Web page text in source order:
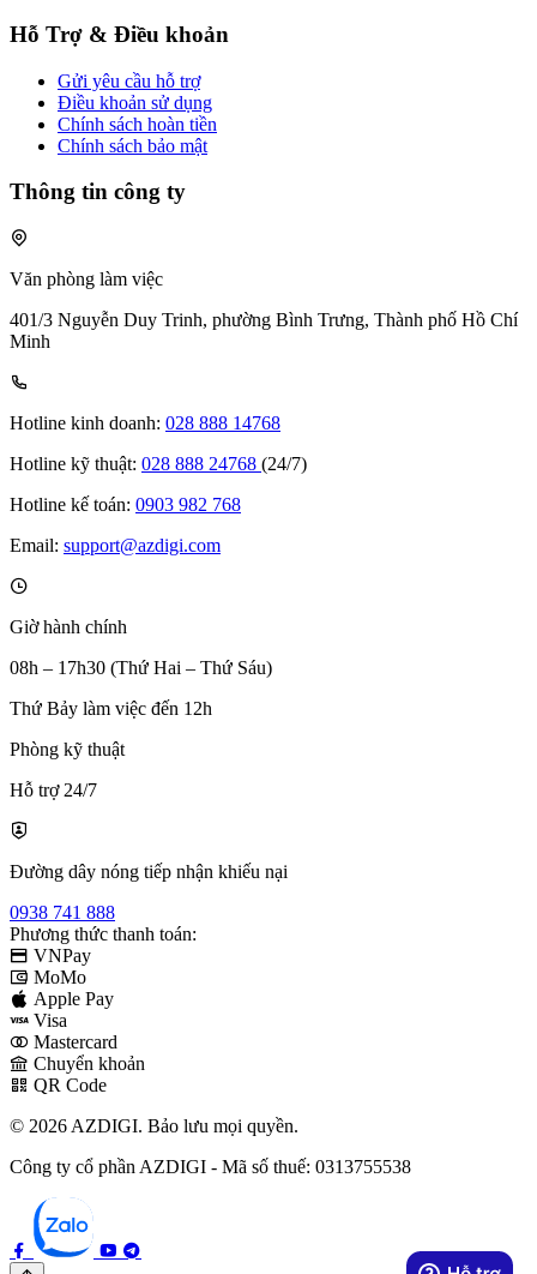
Hỗ Trợ & Điều khoản
Gửi yêu cầu hỗ trợ
Điều khoản sử dụng
Chính sách hoàn tiền
Chính sách bảo mật
Thông tin công ty
Văn phòng làm việc
401/3 Nguyễn Duy Trinh, phường Bình Trưng, Thành phố Hồ Chí
Minh
Hotline kinh doanh: 028 888 14768
Hotline kỹ thuật: 028 888 24768 (24/7)
Hotline kế toán: 0903 982 768
Email: support@azdigi.com
Giờ hành chính
08h – 17h30 (Thứ Hai – Thứ Sáu)
Thứ Bảy làm việc đến 12h
Phòng kỹ thuật
Hỗ trợ 24/7
Đường dây nóng tiếp nhận khiếu nại
0938 741 888
Phương thức thanh toán:
VNPay
MoMo
Apple Pay
Visa
Mastercard
Chuyển khoản
QR Code
© 2026 AZDIGI. Bảo lưu mọi quyền.
Công ty cổ phần AZDIGI - Mã số thuế: 0313755538